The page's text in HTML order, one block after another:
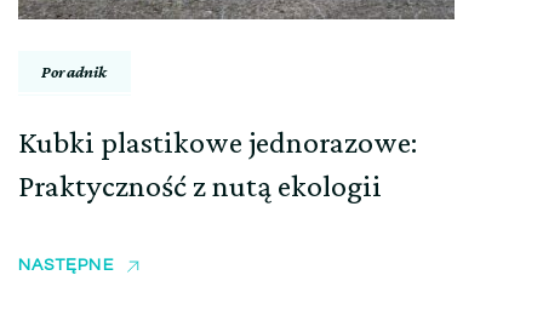
Poradnik
Kubki plastikowe jednorazowe:
Praktyczność z nutą ekologii
NASTĘPNE